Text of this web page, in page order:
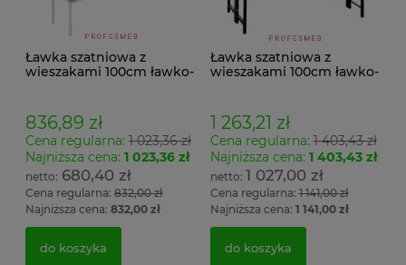
Ławka szatniowa z
wieszakami 100cm ławko-
836,89 zł
Cena regularna: 1 023,36 zł
Najniższa cena: 1 023,36 zł
680,40 zł
Cena regularna: 832,00 zł
Najniższa cena: 832,00 zł
do koszyka
Ławka szatniowa z
wieszakami 100cm ławko-
1 263,21 zł
Cena regularna:1 403,43 zł
Najniższa cena: 1 403,43 zł
1 027,00 zł
Cena regularna:1 141,00 zł
Najniższa cena: 1 141,00 zł
do koszyka